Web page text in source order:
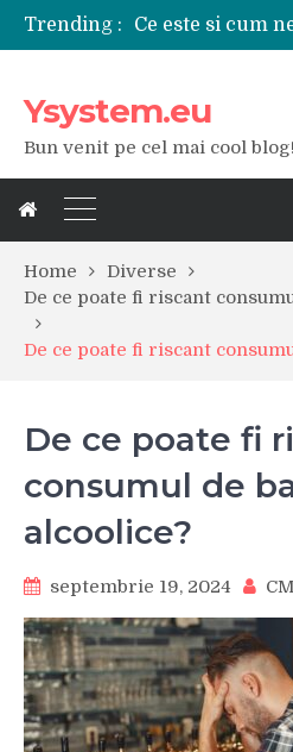
Trending :
Ysystem.eu
Bun venit pe cel mai cool blog!
Home
Diverse
De ce poate fi riscant
De ce poate fi riscant
De ce poate fi
consumul de
alcoolice?
septembrie 19, 2024